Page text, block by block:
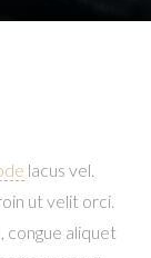
lacus vel.
ut velit orci.
congue aliquet